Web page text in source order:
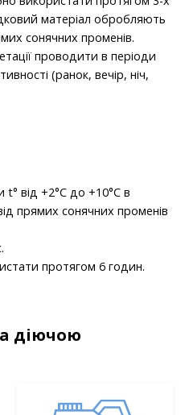
матеріал обробляють
сонячних променів.
проводити в періоди
(ранок, вечір, ніч,
t° від +2°С до +10°С в
прямих сонячних променів
протягом 6 годин.
діючою